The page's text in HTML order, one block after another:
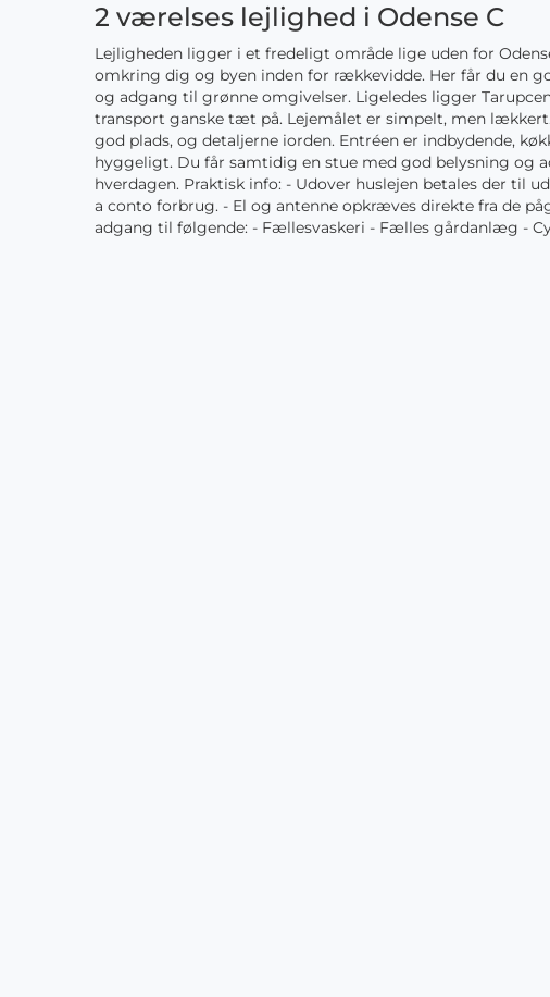
2 værelses lejlighed i Odense C
Lejligheden ligger i et fredeligt område lige uden for
omkring dig og byen inden for rækkevidde. Her får du en
og adgang til grønne omgivelser. Ligeledes ligger
transport ganske tæt på. Lejemålet er simpelt, men
god plads, og detaljerne iorden. Entréen er indbydende,
hyggeligt. Du får samtidig en stue med god belysning og
hverdagen. Praktisk info: - Udover huslejen betales der til
a conto forbrug. - El og antenne opkræves direkte fra de
adgang til følgende: - Fællesvaskeri - Fælles gårdanlæg -